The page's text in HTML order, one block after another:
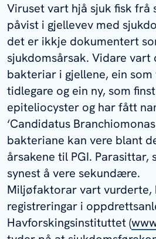
Viruset vart hjå sjuk fisk frå
påvist i gjellevev med
det er ikkje dokumentert
sjukdomsårsak. Vidare
bakteriar i gjellene, ein
tidlegare og ein ny, som
epiteliocyster og har fått
‘Candidatus
bakteriane kan vere blant
årsakene til PGI. Parasittar,
synest å vere sekundære.
Miljøfaktorar vart vurderte,
registreringar i
Havforskingsinstituttet (